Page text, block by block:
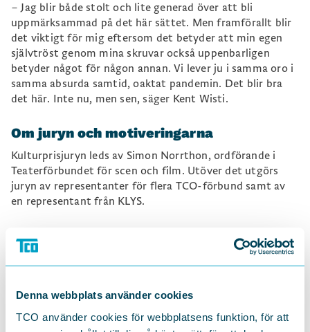
Denna webbplats använder cookies
TCO använder cookies för webbplatsens funktion, för att
– Jag blir både stolt och lite generad över att bli
uppmärksammad på det här sättet. Men framförallt blir
det viktigt för mig eftersom det betyder att min egen
självtröst genom mina skruvar också uppenbarligen
betyder något för någon annan. Vi lever ju i samma oro i
samma absurda samtid, oaktat pandemin. Det blir bra
det här. Inte nu, men sen, säger Kent Wisti.
Om juryn och motiveringarna
Kulturprisjuryn leds av Simon Norrthon, ordförande i
Teaterförbundet för scen och film. Utöver det utgörs
juryn av representanter för flera TCO-förbund samt av
en representant från KLYS.
Juryns motiveringar 2020 är:
TCO:s kulturpris 2020 går till regissören Amanda Kernell.
uttryck och en stark vilja att ta sig an ämnen som utmanar
konstnärskap präglas av tilliten till publiken, till vår önskan